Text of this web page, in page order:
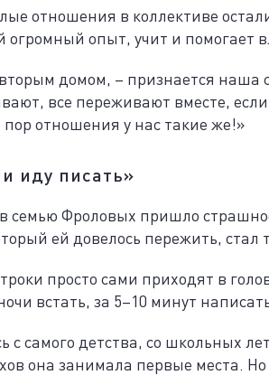
отношения в коллективе
огромный опыт, учит и помогает
домом, – признается наша
все переживают вместе,
отношения у нас такие же!»
иду писать»
семью Фроловых пришло
ей довелось пережить, стал
просто сами приходят в
встать, за 5–10 минут
с самого детства, со школьных
она занимала первые места.